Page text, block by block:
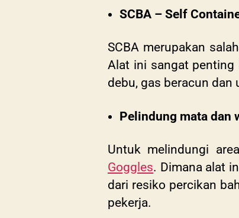
SCBA – Self
SCBA merupakan
Alat ini sangat penting
debu, gas beracun dan
Pelindung mata dan
Untuk melindungi
Goggles. Dimana alat
dari resiko percikan
pekerja.